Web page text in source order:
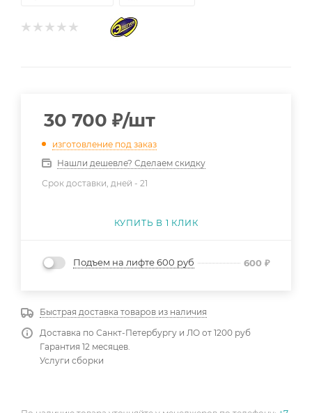
30 700 ₽/шт
изготовление под заказ
Нашли дешевле? Сделаем скидку
Срок доставки, дней - 21
КУПИТЬ В 1 КЛИК
Подъем на лифте 600 руб 600 ₽
Быстрая доставка товаров из наличия
Доставка по Санкт-Петербургу и ЛО от 1200 руб
Гарантия 12 месяцев.
Услуги сборки